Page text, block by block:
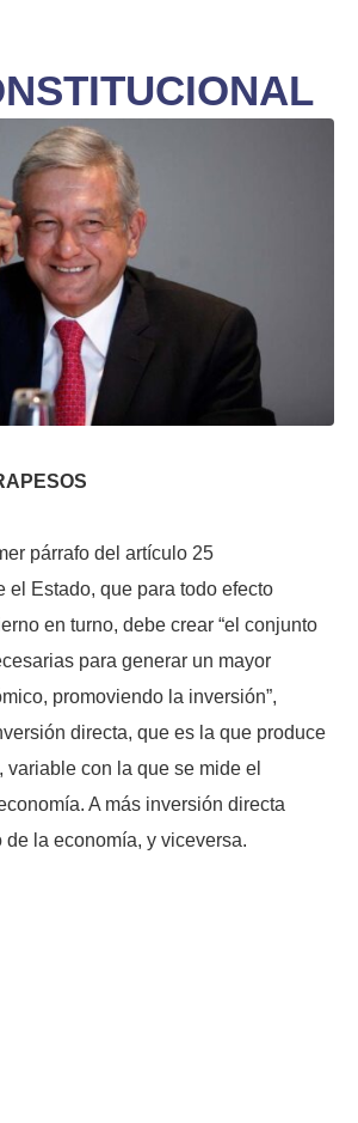
párrafo del artículo 25
el Estado, que para todo efecto
en turno, debe crear “el conjunto
para generar un mayor
promoviendo la inversión”,
directa, que es la que produce
variable con la que se mide el
A más inversión directa
de la economía, y viceversa.